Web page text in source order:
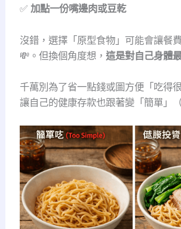
✅ 加點一份嘴邊肉或豆乾
沒錯，選擇「原型食物」可能會讓餐
💸。但換個角度想， 這是對自己身體
千萬別為了省一點錢或圖方便「吃得
讓自己的健康存款也跟著變「簡單」